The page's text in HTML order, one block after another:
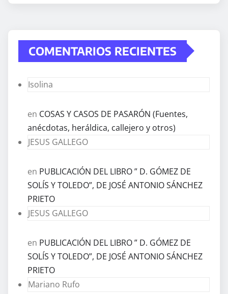
COMENTARIOS RECIENTES
Isolina
en COSAS Y CASOS DE PASARÓN (Fuentes,
anécdotas, heráldica, callejero y otros)
JESUS GALLEGO
en PUBLICACIÓN DEL LIBRO ” D. GÓMEZ DE
SOLÍS Y TOLEDO”, DE JOSÉ ANTONIO SÁNCHEZ
PRIETO
JESUS GALLEGO
en PUBLICACIÓN DEL LIBRO ” D. GÓMEZ DE
SOLÍS Y TOLEDO”, DE JOSÉ ANTONIO SÁNCHEZ
PRIETO
Mariano Rufo